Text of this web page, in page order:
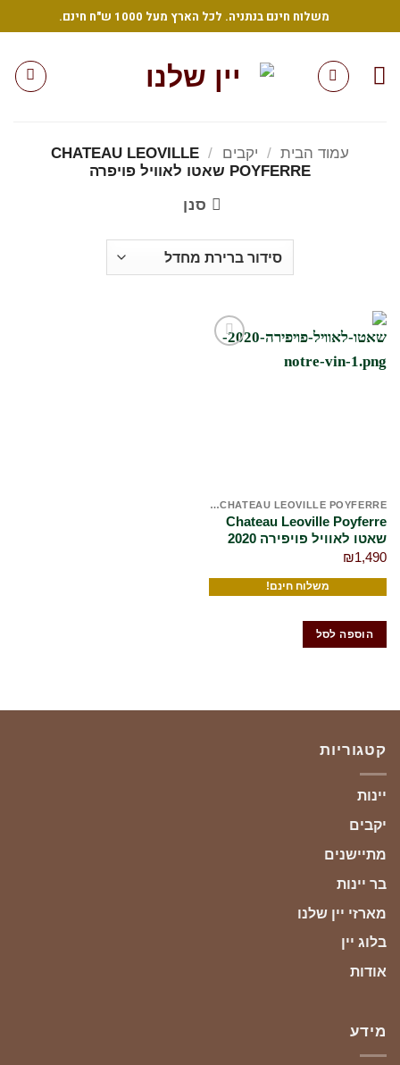
to
משלוח חינם בנתניה. לכל הארץ מעל 1000 ש"ח חינם.
עמוד הבית / יקבים /
CHATEAU LEOVILLE
POYFERRE שאטו לאוויל פויפרה
סנן
CHATEAU LEOVILLE POYFERRE שאטו לאוויל פויפרה
Chateau Leoville Poyferre
שאטו לאוויל פויפירה 2020
₪1,490
משלוח חינם!
הוספה לסל
קטגוריות
יינות
יקבים
מתיישנים
בר יינות
מארזי יין שלנו
בלוג יין
אודות
מידע